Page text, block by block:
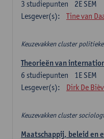
2E SEM
3 studiepunten
Lesgever(s):
Tine van
Keuzevakken cluster
Theorieën van
1E SEM
6 studiepunten
Lesgever(s):
Dirk De
Keuzevakken cluster
Maatschappij, beleid en